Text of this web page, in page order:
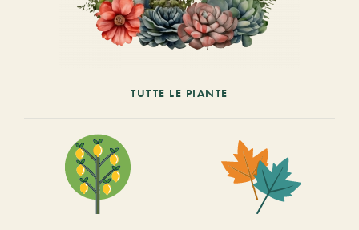
TUTTE LE PIANTE